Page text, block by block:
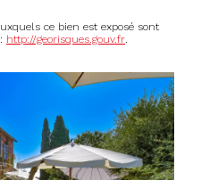
ce bien est exposé sont
http://georisques.gouv.fr